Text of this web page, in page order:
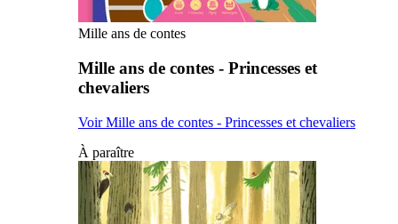
Mille ans de contes
Mille ans de contes - Princesses et
chevaliers
Voir Mille ans de contes - Princesses et chevaliers
À paraître